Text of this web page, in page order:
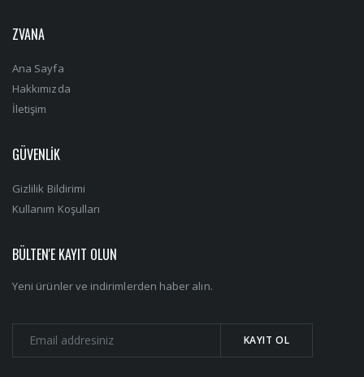
ZVANA
Ana Sayfa
Hakkımızda
İletişim
GÜVENLİK
Gizlilik Bildirimi
Kullanım Koşulları
BÜLTEN'E KAYIT OLUN
Yeni ürünler ve indirimlerden haber alın.